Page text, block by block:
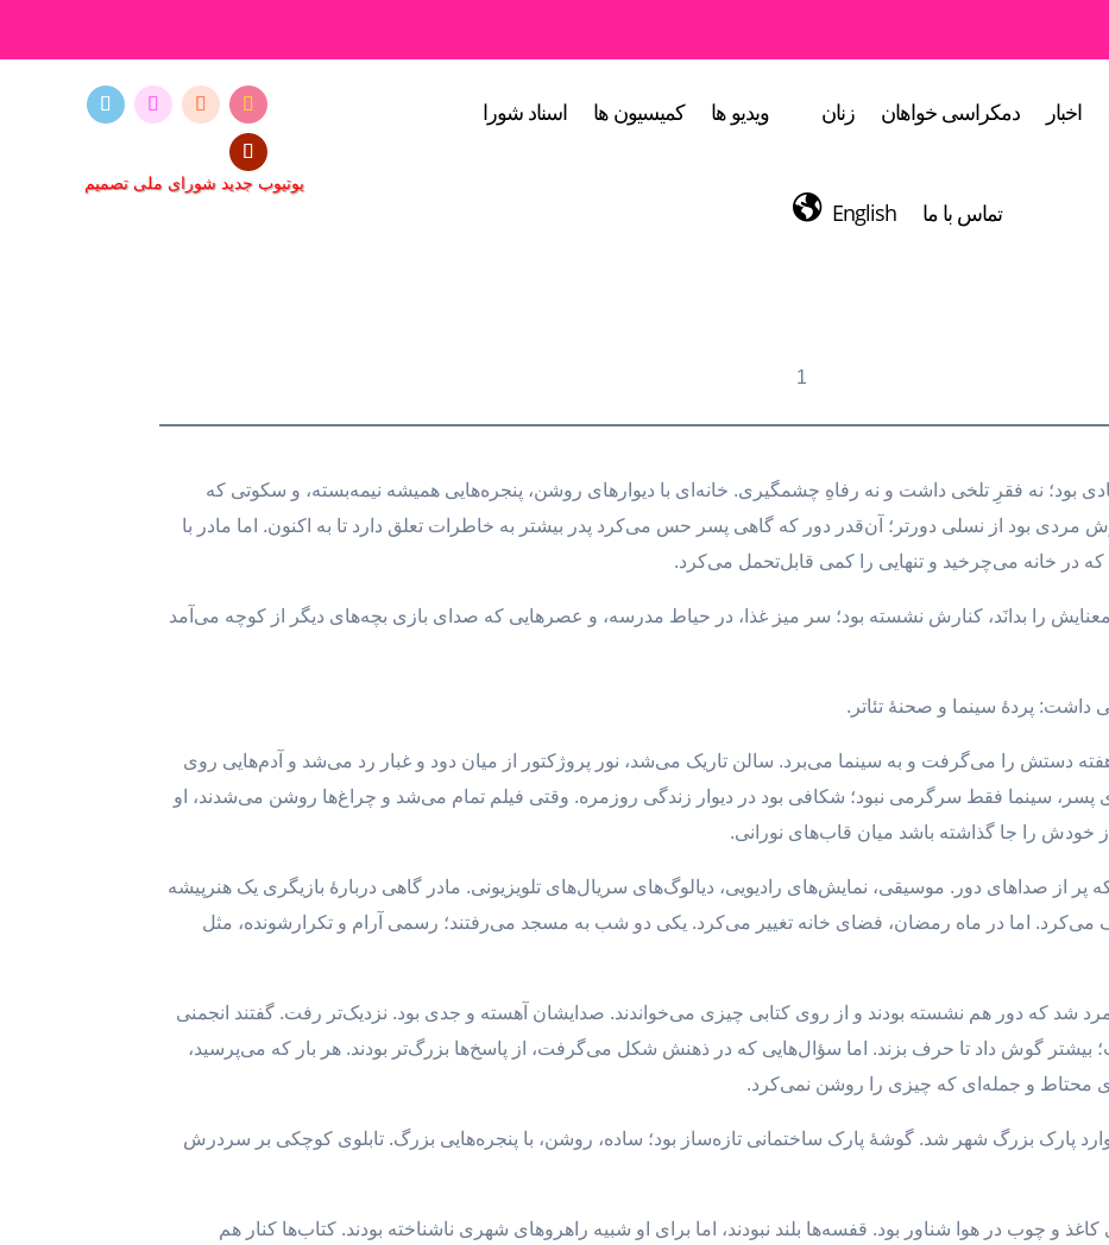
یوتیوب جدید شورای ملی تصمیم
اخبار دمکراسی خواهان زنان ویدیو ها کمیسیون ها اسناد شورا
تماس با ما English
1
بود؛ نه فقرِ تلخی داشت و نه رفاهِ چشمگیری. خانه‌ای با دیوارهای روشن، پنجره‌هایی همیشه نیمه‌بسته، و سکوتی که
مردی بود از نسلی دورتر؛ آن‌قدر دور که گاهی پسر حس می‌کرد پدر بیشتر به خاطرات تعلق دارد تا به اکنون. اما مادر با
که در خانه می‌چرخید و تنهایی را کمی قابل‌تحمل می‌کرد.
معنایش را بدانَد، کنارش نشسته بود؛ سر میز غذا، در حیاط مدرسه، و عصرهایی که صدای بازی بچه‌های دیگر از کوچه می‌آمد
داشت: پردهٔ سینما و صحنهٔ تئاتر.
دستش را می‌گرفت و به سینما می‌برد. سالن تاریک می‌شد، نور پروژکتور از میان دود و غبار رد می‌شد و آدم‌هایی روی
پسر، سینما فقط سرگرمی نبود؛ شکافی بود در دیوار زندگی روزمره. وقتی فیلم تمام می‌شد و چراغ‌ها روشن می‌شدند، او
خودش را جا گذاشته باشد میان قاب‌های نورانی.
پر از صداهای دور. موسیقی، نمایش‌های رادیویی، دیالوگ‌های سریال‌های تلویزیونی. مادر گاهی دربارهٔ بازیگری یک هنرپیشه
می‌کرد. اما در ماه رمضان، فضای خانه تغییر می‌کرد. یکی دو شب به مسجد می‌رفتند؛ رسمی آرام و تکرارشونده، مثل
که دور هم نشسته بودند و از روی کتابی چیزی می‌خواندند. صدایشان آهسته و جدی بود. نزدیک‌تر رفت. گفتند انجمنی
گوش داد تا حرف بزند. اما سؤال‌هایی که در ذهنش شکل می‌گرفت، از پاسخ‌ها بزرگ‌تر بودند. هر بار که می‌پرسید،
محتاط و جمله‌ای که چیزی را روشن نمی‌کرد.
پارک بزرگ شهر شد. گوشهٔ پارک ساختمانی تازه‌ساز بود؛ ساده، روشن، با پنجره‌هایی بزرگ. تابلوی کوچکی بر سردرش
و چوب در هوا شناور بود. قفسه‌ها بلند نبودند، اما برای او شبیه راهروهای شهری ناشناخته بودند. کتاب‌ها کنار هم